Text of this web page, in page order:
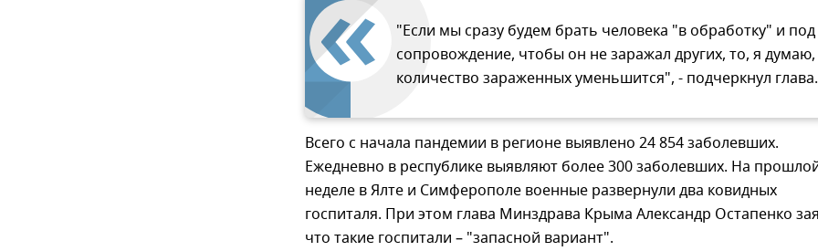
"Если мы сразу будем брать человека "в обработку" и под
сопровождение, чтобы он не заражал других, то, я думаю,
количество зараженных уменьшится", - подчеркнул глава.
Всего с начала пандемии в регионе выявлено 24 854 заболевших.
Ежедневно в республике выявляют более 300 заболевших. На
неделе в Ялте и Симферополе военные развернули два ковидных
госпиталя. При этом глава Минздрава Крыма Александр Остапенко
что такие госпитали – "запасной вариант".